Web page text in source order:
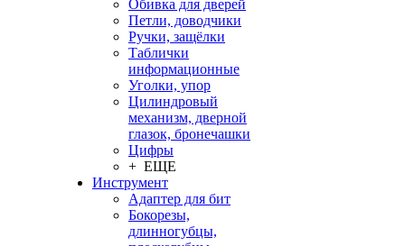
Обивка для дверей
Петли, доводчики
Ручки, защёлки
Таблички
информационные
Уголки, упор
Цилиндровый
механизм, дверной
глазок, бронечашки
Цифры
+ ЕЩЕ
Инструмент
Адаптер для бит
Бокорезы,
длинногубцы,